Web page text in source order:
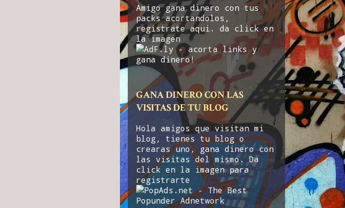
Amigo gana dinero con tus
packs acortandolos,
registrate aqui. da click en
la imagen
GANA DINERO CON LAS
VISITAS DE TU BLOG
Hola amigos que visitan mi
blog, tienes tu blog o
crearas uno, gana dinero con
las visitas del mismo. Da
click en la imagen para
registrarte